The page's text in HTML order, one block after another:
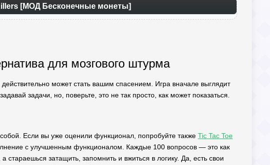
[МОД Бесконечные монеты]
для мозгового штурма
может стать вашим спасением. Игра вначале выглядит
задачи, но, поверьте, это не так просто, как может показаться.
Если вы уже оценили функционал, попробуйте также Tic Tac Toe
с улучшенным функционалом. Каждые 100 вопросов — это как
затащить, запомнить и вжиться в логику. Да, есть свои